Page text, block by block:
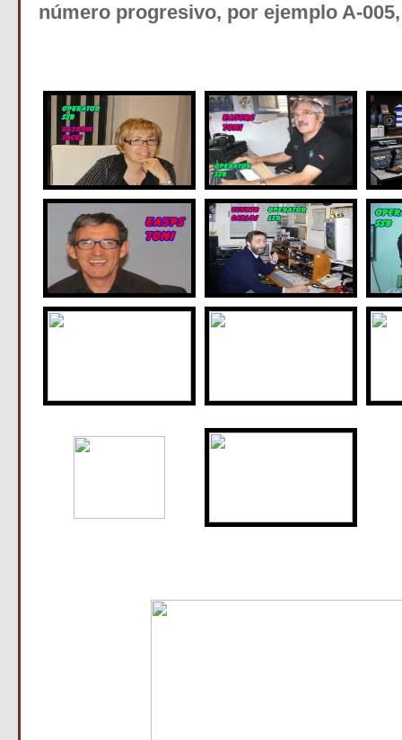
número progresivo, por ejemplo A-005,